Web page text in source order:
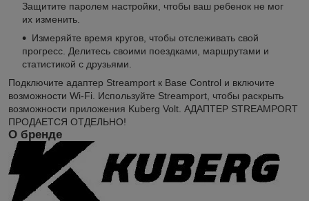
Защитите паролем настройки, чтобы ваш ребенок не мог
их изменить.
Измеряйте время кругов, чтобы отслеживать свой
прогресс. Делитесь своими поездками, маршрутами и
статистикой с друзьями.
Подключите адаптер Streamport к Base Control и включите
возможности Wi-Fi. Используйте Streamport, чтобы раскрыть
возможности приложения Kuberg Volt. АДАПТЕР STREAMPORT
ПРОДАЕТСЯ ОТДЕЛЬНО!
О бренде